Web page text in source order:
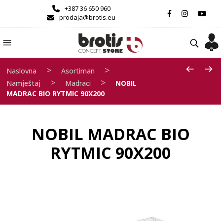
+387 36 650 960
prodaja@brotis.eu
Naslovna > Asortiman >
Namještaj > Madraci >
NOBIL
MADRAC BIO RYTMIC 90X200
NOBIL MADRAC BIO
RYTMIC 90X200